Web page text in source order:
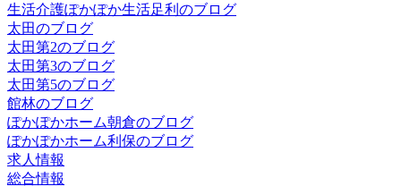
生活介護ぽかぽか生活足利のブログ
太田のブログ
太田第2のブログ
太田第3のブログ
太田第5のブログ
館林のブログ
ぽかぽかホーム朝倉のブログ
ぽかぽかホーム利保のブログ
求人情報
総合情報